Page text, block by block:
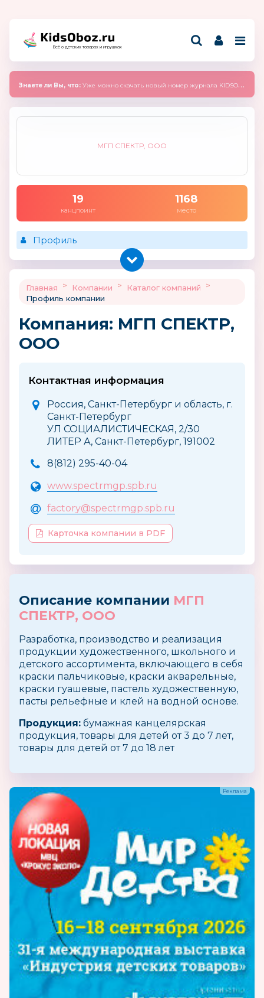
Всё о детских товарах и игрушках
Знаете ли Вы, что: Уже можно скачать новый номер журнала KIDSOBOZ 2025 (сентябрь)
МГП СПЕКТР, ООО
19
канцпоинт
1168
место
Профиль
Главная > Компании > Каталог компаний
>
Профиль компании
Компания: МГП СПЕКТР,
ООО
Контактная информация
Россия, Санкт-Петербург и область, г.
Санкт-Петербург
УЛ СОЦИАЛИСТИЧЕСКАЯ, 2/30
ЛИТЕР А, Санкт-Петербург, 191002
8(812) 295-40-04
www.spectrmgp.spb.ru
factory@spectrmgp.spb.ru
Карточка компании в PDF
Описание компании МГП
СПЕКТР, ООО
Разработка, производство и реализация
продукции художественного, школьного и
детского ассортимента, включающего в себя
краски пальчиковые, краски акварельные,
краски гуашевые, пастель художественную,
пасты рельефные и клей на водной основе.
Продукция: бумажная канцелярская
продукция, товары для детей от 3 до 7 лет,
товары для детей от 7 до 18 лет